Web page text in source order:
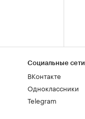
Социальные сети
ВКонтакте
Одноклассники
Telegram